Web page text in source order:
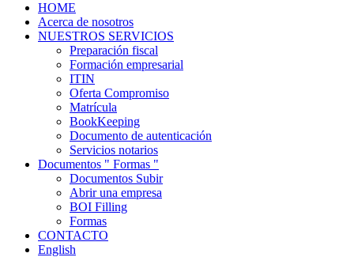
HOME
Acerca de nosotros
NUESTROS SERVICIOS
Preparación fiscal
Formación empresarial
ITIN
Oferta Compromiso
Matrícula
BookKeeping
Documento de autenticación
Servicios notarios
Documentos " Formas "
Documentos Subir
Abrir una empresa
BOI Filling
Formas
CONTACTO
English